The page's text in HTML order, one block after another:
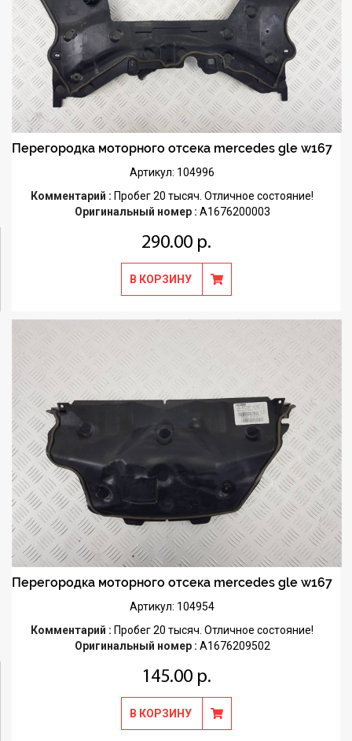
Перегородка моторного отсека mercedes gle w167
Артикул: 104996
Комментарий : Пробег 20 тысяч. Отличное состояние!
Оригинальный номер : A1676200003
290.00 р.
В КОРЗИНУ
Перегородка моторного отсека mercedes gle w167
Артикул: 104954
Комментарий : Пробег 20 тысяч. Отличное состояние!
Оригинальный номер : A1676209502
145.00 р.
В КОРЗИНУ